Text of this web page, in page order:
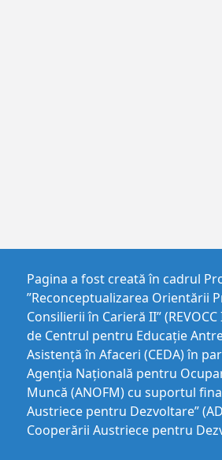
Pagina a fost creată în cadrul
”Reconceptualizarea Orientării
Consilierii în Carieră II”
de Centrul pentru Educaţie
Asistenţă în Afaceri (CEDA) în
Agenția Națională pentru
Muncă (ANOFM) cu suportul
Austriece pentru Dezvoltare”
Cooperării Austriece pentru